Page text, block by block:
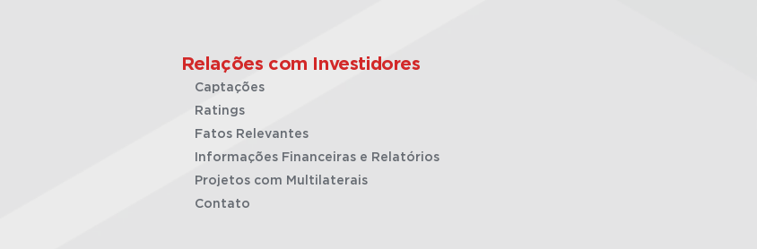
Relações com Investidores
Captações
Ratings
Fatos Relevantes
Informações Financeiras e Relatórios
Projetos com Multilaterais
Contato